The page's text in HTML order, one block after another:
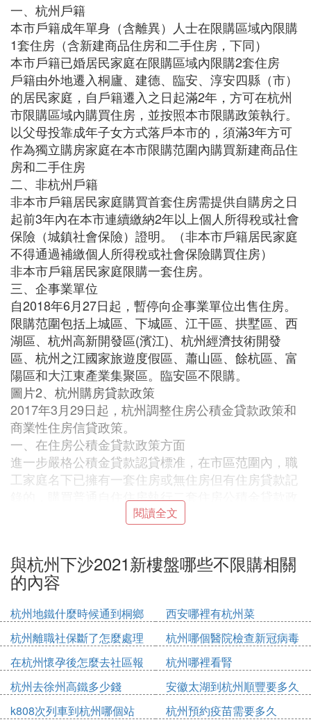
一、杭州戶籍
本市戶籍成年單身（含離異）人士在限購區域內限購
1套住房（含新建商品住房和二手住房，下同）
本市戶籍已婚居民家庭在限購區域內限購2套住房
戶籍由外地遷入桐廬、建德、臨安、淳安四縣（市）
的居民家庭，自戶籍遷入之日起滿2年，方可在杭州
市限購區域內購買住房，並按照本市限購政策執行。
以父母投靠成年子女方式落戶本市的，須滿3年方可
作為獨立購房家庭在本市限購范圍內購買新建商品住
房和二手住房
二、非杭州戶籍
非本市戶籍居民家庭購買首套住房需提供自購房之日
起前3年內在本市連續繳納2年以上個人所得稅或社會
保險（城鎮社會保險）證明。（非本市戶籍居民家庭
不得通過補繳個人所得稅或社會保險購買住房）
非本市戶籍居民家庭限購一套住房。
三、企事業單位
自2018年6月27日起，暫停向企事業單位出售住房。
限購范圍包括上城區、下城區、江干區、拱墅區、西
湖區、杭州高新開發區(濱江)、杭州經濟技術開發
區、杭州之江國家旅遊度假區、蕭山區、餘杭區、富
陽區和大江東產業集聚區。臨安區不限購。
圖片2、杭州購房貸款政策
2017年3月29日起，杭州調整住房公積金貸款政策和
商業性住房信貸政策。
一、在住房公積金貸款政策方面
進一步嚴格公積金貸款認貸標准，在市區范圍內，職
工家庭名下已擁有一套住房或無住房但有住房貸款記
錄的，購買普通自住住房執行二套住房公積金貸款政
策，貸款首付款比例不低於60%，公積金貸款利率按
同期住房公積金貸款基準利率1.1倍執行。
一是進一步調整信貸首付比例，在市區范圍內，對於
已擁有一套住房，或無住房但有住房貸款記錄的居民
房信貸政策，首付款比例不低於60%。
二是要求各商業銀行嚴格審核借款人還款能力，嚴格
落實月供收入比不超過50%等政策要求，對已成年、
未就業、無固定收入且還款資金來源於其他共同還款
人的借款人，可參照二套房信貸政策執行。三是嚴格
審核個人住房貸款首付款資金來源，嚴禁各類「加杠
閱讀全文
與杭州下沙2021新樓盤哪些不限購相關
的內容
杭州地鐵什麼時候通到桐鄉
西安哪裡有杭州菜
杭州離職社保斷了怎麼處理
杭州哪個醫院檢查新冠病毒
在杭州懷孕後怎麼去社區報
備
杭州哪裡看腎
杭州去徐州高鐵多少錢
安徽太湖到杭州順豐要多久
k808次列車到杭州哪個站
杭州預約疫苗需要多久